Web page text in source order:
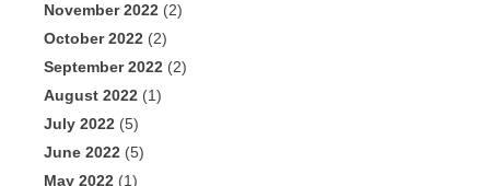
November 2022 (2)
October 2022 (2)
September 2022 (2)
August 2022 (1)
July 2022 (5)
June 2022 (5)
May 2022 (1)